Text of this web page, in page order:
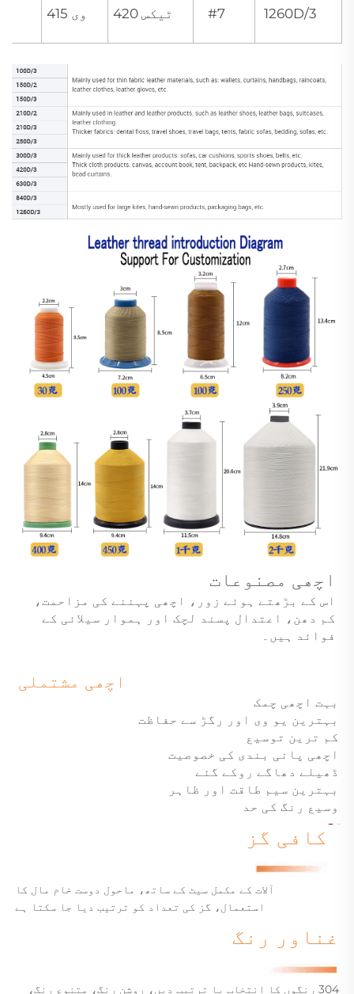
1260D/3
#7 ٹیکس 420 وی 415
اچھی مصنوعات
اس کے بڑھتے ہوئے زور، اچھی پہننے کی مزاحمت،
کم دھن، اعتدال پسند لچک اور ہموار سیلائی کے
فوائد ہیں۔
اچھی مشتملی
بہت اچھی چمک
بہترین یو وی اور رگڑ سے حفاظت
کم ترین توسیع
اچھی پانی بندی کی خصوصیت
ڈھیلے دھاگے روکے گئے
بہترین سیم طاقت اور ظاہر
وسیع رنگ کی حد
کافی گز
آلات کے مکمل سیٹ کے ساتھ، ماحول دوست خام مال کا
استعمال، گز کی تعداد کو ترتیب دیا جا سکتا ہے
غناور رنگ
304 رنگوں کا انتخاب یا ترتیب دیں،
روشن رنگ، متنوع رنگ،